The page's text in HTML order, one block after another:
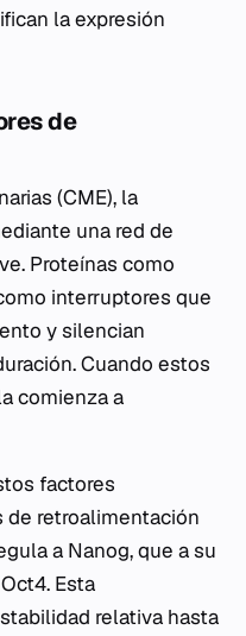
la expresión
de
(CME), la
una red de
Proteínas como
interruptores que
y silencian
Cuando estos
comienza a
factores
retroalimentación
a Nanog, que a su
Esta
relativa hasta